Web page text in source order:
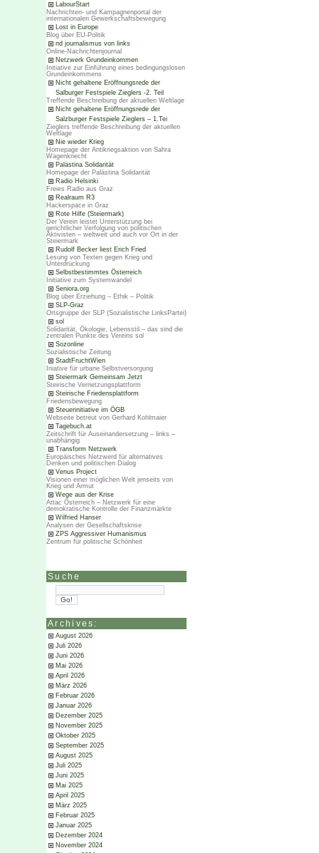
LabourStart
Nachrichten- und Kampagnenportal der
internationalen Gewerkschaftsbewegung
Lost in Europe
Blog über EU-Politik
nd journalismus von links
Online-Nachrichtenjournal
Netzwerk Grundeinkommen
Initiative zur Einführung eines bedingungslosen
Grundeinkommens
Nicht gehaltene Eröffnungsrede der
Salburger Festspiele Zieglers -2. Teil
Treffende Beschreibung der aktuellen Weltlage
Nicht gehaltene Eröffnungsrede der
Salzburger Festspiele Zieglers – 1.Tei
Zieglers treffende Beschreibung der aktuellen
Weltlage
Nie wieder Krieg
Homepage der Antikriegsaktion von Sahra
Wagenknecht
Palästina Solidarität
Homepage der Palästina Solidarität
Radio Helsinki
Freies Radio aus Graz
Realraum R3
Hackerspace in Graz
Rote Hilfe (Steiermark)
Der Verein leistet Unterstützung bei
gerichtlicher Verfolgung von politischen
Aktivisten – weltweit und auch vor Ort in der
Steiermark
Rudolf Becker liest Erich Fried
Lesung von Texten gegen Krieg und
Unterdrückung
Selbstbestimmtes Österreich
Initiative zum Systemwandel
Seniora.org
Blog über Erziehung – Ethik – Politik
SLP-Graz
Ortsgruppe der SLP (Sozialistische LinksPartei)
sol
Solidarität, Ökologie, Lebensstil – das sind die
zentralen Punkte des Vereins sol
Sozonline
Sozialistische Zeitung
StadtFruchtWien
Iniative für urbane Selbstversorgung
Steiermark Gemeinsam Jetzt
Steirische Vernetzungsplattform
Steirische Friedensplattform
Friedensbewegung
Steuerinitiative im ÖGB
Webseite betreut von Gerhard Kohlmaier
Tagebuch.at
Zeitschrift für Auseinandersetzung – links –
unabhängig
Transform Netzwerk
Europäisches Netzwerd für alternatives
Denken und politischen Dialog
Venus Project
Visionen einer möglichen Welt jenseits von
Krieg und Armut
Wege aus der Krise
Attac Österreich – Netzwerk für eine
demokratische Kontrolle der Finanzmärkte
Wilfried Hanser
Analysen der Gesellschaftskrise
ZPS Aggressiver Humanismus
Zentrum für politische Schönheit
Suche
Archives:
August 2026
Juli 2026
Juni 2026
Mai 2026
April 2026
März 2026
Februar 2026
Januar 2026
Dezember 2025
November 2025
Oktober 2025
September 2025
August 2025
Juli 2025
Juni 2025
Mai 2025
April 2025
März 2025
Februar 2025
Januar 2025
Dezember 2024
November 2024